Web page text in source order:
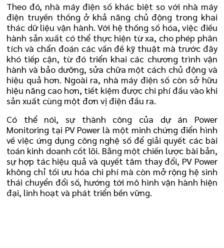
Theo đó, nhà máy điện số khác biệt so với nhà máy
điện truyền thống ở khả năng chủ động trong khai
thác dữ liệu vận hành. Với hệ thống số hóa, việc điều
hành sản xuất có thể thực hiện từ xa, cho phép phân
tích và chẩn đoán các vấn đề kỹ thuật mà trước đây
khó tiếp cận, từ đó triển khai các chương trình vận
hành và bảo dưỡng, sửa chữa một cách chủ động và
hiệu quả hơn. Ngoài ra, nhà máy điện số còn sở hữu
hiệu năng cao hơn, tiết kiệm được chi phí đầu vào khi
sản xuất cùng một đơn vị điện đầu ra.
Có thể nói, sự thành công của dự án Power
Monitoring tại PV Power là một minh chứng điển hình
về việc ứng dụng công nghệ số để giải quyết các bài
toán kinh doanh cốt lõi. Bằng một chiến lược bài bản,
sự hợp tác hiệu quả và quyết tâm thay đổi, PV Power
không chỉ tối ưu hóa chi phí mà còn mở rộng hệ sinh
thái chuyển đổi số, hướng tới mô hình vận hành hiện
đại, linh hoạt và phát triển bền vững.